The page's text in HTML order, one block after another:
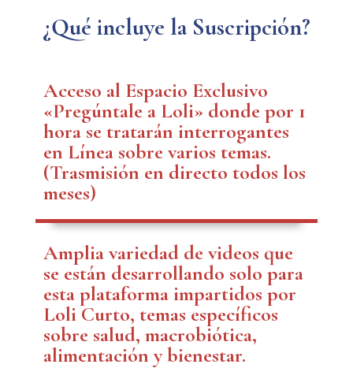
¿Qué incluye la Suscripción?
Acceso al Espacio Exclusivo
«Pregúntale a Loli» donde por 1
hora se tratarán interrogantes
en Línea sobre varios temas.
(Trasmisión en directo todos los
meses)
Amplia variedad de videos que
se están desarrollando solo para
esta plataforma impartidos por
Loli Curto, temas específicos
sobre salud, macrobiótica,
alimentación y bienestar.